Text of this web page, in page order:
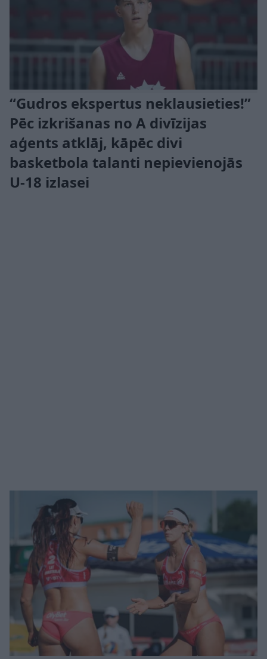
“Gudros ekspertus neklausieties!”
Pēc izkrišanas no A divīzijas
aģents atklāj, kāpēc divi
basketbola talanti nepievienojās
U-18 izlasei